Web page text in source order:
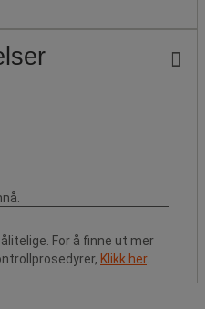
For å finne ut mer
Klikk her.